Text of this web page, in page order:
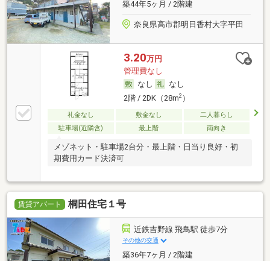
築44年5ヶ月 / 2階建
奈良県高市郡明日香村大字平田
3.20万円
管理費なし
なし
なし
2階 / 2DK（28m2）
礼金なし 敷金なし
二人暮らし
駐車場(近隣含)
最上階 南向き
メゾネット・駐車場2台分・最上階・日当り良好・初
期費用カード決済可
賃貸アパート 桐田住宅１号
近鉄吉野線 飛鳥駅 徒歩7分
その他の交通
築36年7ヶ月 / 2階建